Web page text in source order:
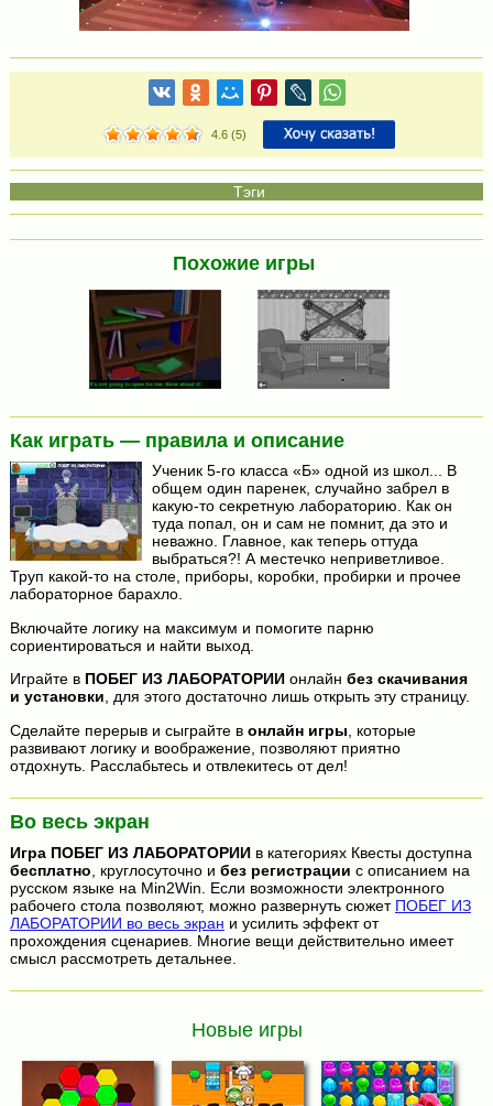
4.6(5)
Похожие игры
Как играть — правила и описание
Ученик 5-го класса «Б» одной из школ... В
общем один паренек, случайно забрел в
какую-то секретную лабораторию. Как он
туда попал, он и сам не помнит, да это и
неважно. Главное, как теперь оттуда
выбраться?! А местечко неприветливое.
Труп какой-то на столе, приборы, коробки, пробирки и прочее
лабораторное барахло.
Включайте логику на максимум и помогите парню
сориентироваться и найти выход.
Играйте в ПОБЕГ ИЗ ЛАБОРАТОРИИонлайн без скачивания
и установки , для этого достаточно лишь открыть эту страницу.
Сделайте перерыв и сыграйте в онлайн игры , которые
развивают логику и воображение, позволяют приятно
отдохнуть. Расслабьтесь и отвлекитесь от дел!
Во весь экран
Игра ПОБЕГ ИЗ ЛАБОРАТОРИИв категориях Квесты доступна
бесплатно , круглосуточно и без регистрации с описанием на
русском языке на Min2Win. Если возможности электронного
рабочего стола позволяют, можно развернуть сюжет ПОБЕГ ИЗ
ЛАБОРАТОРИИ во весь экран и усилить эффект от
прохождения сценариев. Многие вещи действительно имеет
смысл рассмотреть детальнее.
Новые игры